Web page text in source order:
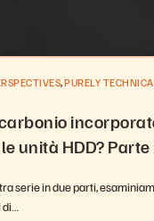
,PURELY
unità HDD? Parte
serie in due parti,